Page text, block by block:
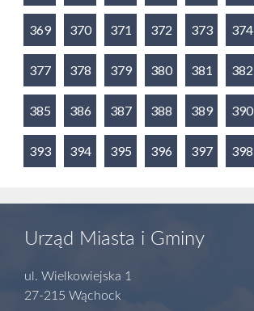
369 370 371 372 373 374
377 378 379 380 381 382
385 386 387 388 389 390
393 394 395 396 397 398
Urząd Miasta i Gminy
ul. Wielkowiejska 1
27-215 Wąchock